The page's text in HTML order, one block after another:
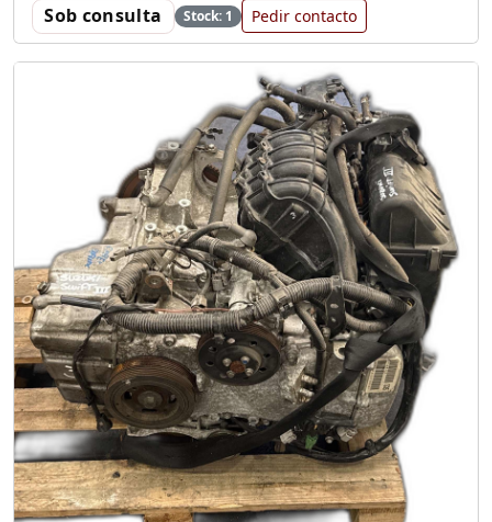
Sob consulta Stock: 1 Pedir contacto